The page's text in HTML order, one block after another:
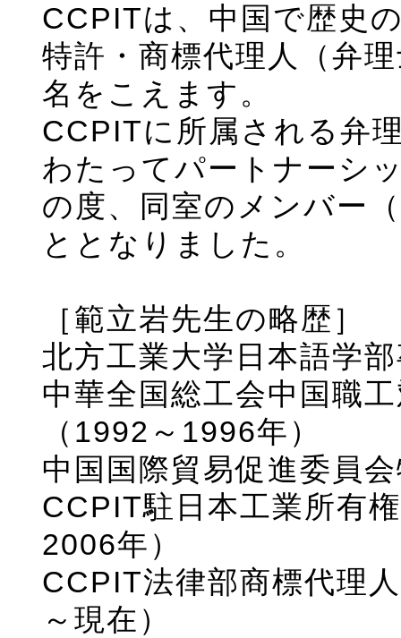
CCPITは、中国で歴史
特許・商標代理人（弁
名をこえます。
CCPITに所属される弁
わたってパートナーシ
の度、同室のメンバー
ととなりました。
［範立岩先生の略歴］
北方工業大学日本語学
中華全国総工会中国職
（1992～1996年）
中国国際貿易促進委員
CCPIT駐日本工業所有
2006年）
CCPIT法律部商標代理
～現在）